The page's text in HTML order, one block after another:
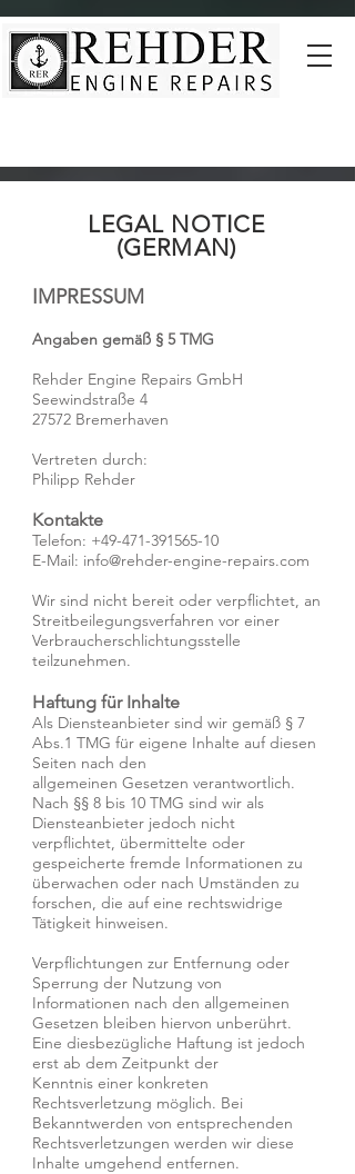
LEGAL NOTICE
(GERMAN)
IMPRESSUM
Angaben gemäß § 5 TMG
Rehder Engine Repairs GmbH
Seewindstraße 4
27572 Bremerhaven
Vertreten durch:
Philipp Rehder
Kontakte
Telefon: +49-471-391565-10
E-Mail: info@rehder-engine-repairs.com
Wir sind nicht bereit oder verpflichtet, an
Streitbeilegungsverfahren vor einer
Verbraucherschlichtungsstelle
teilzunehmen.
Haftung für Inhalte
Als Diensteanbieter sind wir gemäß § 7
Abs.1 TMG für eigene Inhalte auf diesen
Seiten nach den
allgemeinen Gesetzen verantwortlich.
Nach §§ 8 bis 10 TMG sind wir als
Diensteanbieter jedoch nicht
verpflichtet, übermittelte oder
gespeicherte fremde Informationen zu
überwachen oder nach Umständen zu
forschen, die auf eine rechtswidrige
Tätigkeit hinweisen.
Verpflichtungen zur Entfernung oder
Sperrung der Nutzung von
Informationen nach den allgemeinen
Gesetzen bleiben hiervon unberührt.
Eine diesbezügliche Haftung ist jedoch
erst ab dem Zeitpunkt der
Kenntnis einer konkreten
Rechtsverletzung möglich. Bei
Bekanntwerden von entsprechenden
Rechtsverletzungen werden wir diese
Inhalte umgehend entfernen.